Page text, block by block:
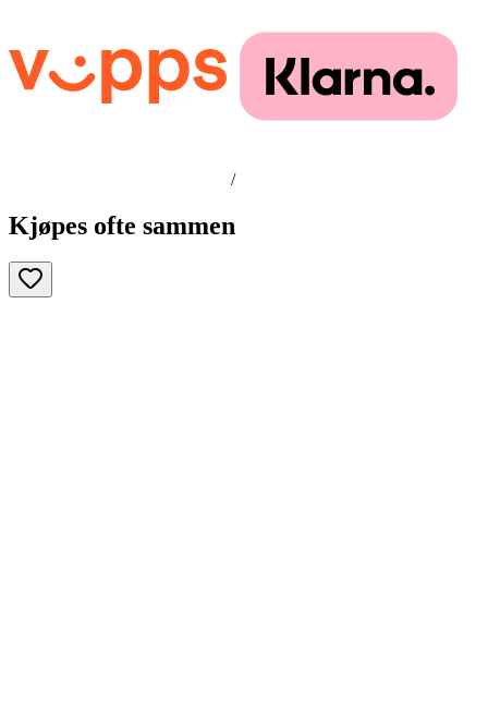
/
Kjøpes ofte sammen